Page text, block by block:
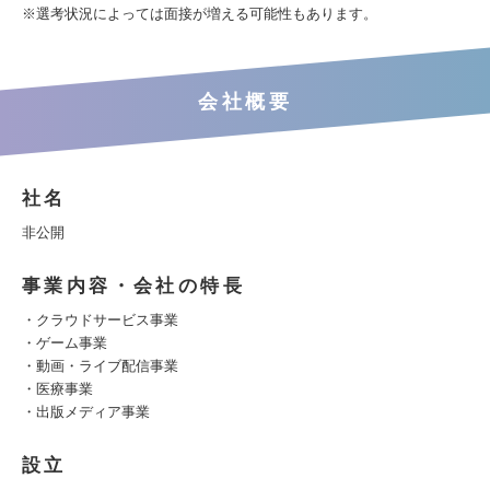
※選考状況によっては面接が増える可能性もあります。
会社概要
社名
非公開
事業内容・会社の特長
・クラウドサービス事業
・ゲーム事業
・動画・ライブ配信事業
・医療事業
・出版メディア事業
設立